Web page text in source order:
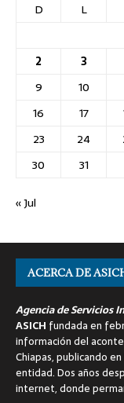
D
L
2
3
9
10
16
17
23
24
30
31
« Jul
ACERCA DE
Agencia de Servicios
ASICH fundada en
información del
Chiapas, publicando
entidad. Dos años
internet, donde